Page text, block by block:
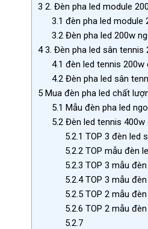
3 2. Đèn pha led module
3.1 đèn pha led module
3.2 Đèn pha led 200w
43. Đèn pha led sân tennis
4.1 đèn led tennis 200w
4.2 Đèn pha led sân
5 Mua đèn pha led chất
5.1 Mẫu đèn pha led
5.2 Đèn led tennis
5.2.1 TOP 3 đèn led
5.2.2 TOP mẫu đèn
5.2.3 TOP 3 mẫu
5.2.4TOP 3 mẫu
5.2.5 TOP 2 mẫu
5.2.6 TOP 2 mẫu
5.2.7